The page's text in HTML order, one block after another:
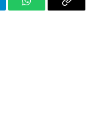
WhatsAppCopy